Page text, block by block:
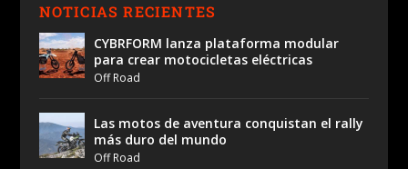
NOTICIAS RECIENTES
CYBRFORM lanza plataforma modular
para crear motocicletas eléctricas
Off Road
Las motos de aventura conquistan el rally
más duro del mundo
Off Road